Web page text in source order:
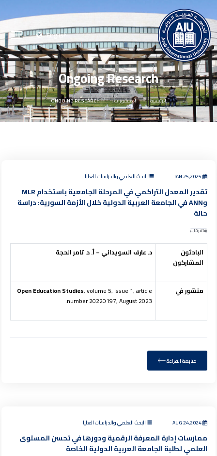
English
Ongoing Research
الرئيسية المنشورات ONGOING RESEARCH
البحث العلمي والدراسات العليا
تقدير المعدل التراكمي في المرحلة الجامعية باستخدام MLR
وANN في الجامعة العربية الدولية خلال الأزمة السورية: دراسة
حالة
متفرقات
الباحثون
المشاركون
د. عارف السويداني – أ. د. تامر الحجة
منشور في Open Education Studies, volume 5, issue 1, article
number 20220197, August 2023.
متابعة القراءة
AUG 24,2024 البحث العلمي والدراسات العليا
ممارسات إدارة المعرفة الرقمية ودورها في تحسن المستوى
العلمي لطلبة الجامعة العربية الدولية الخاصة